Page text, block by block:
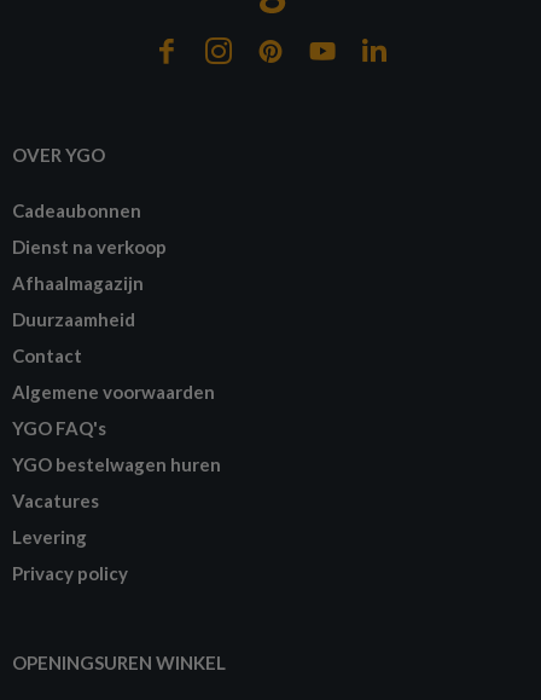
OVER YGO
Cadeaubonnen
Dienst na verkoop
Afhaalmagazijn
Duurzaamheid
Contact
Algemene voorwaarden
YGO FAQ's
YGO bestelwagen huren
Vacatures
Levering
Privacy policy
OPENINGSUREN WINKEL